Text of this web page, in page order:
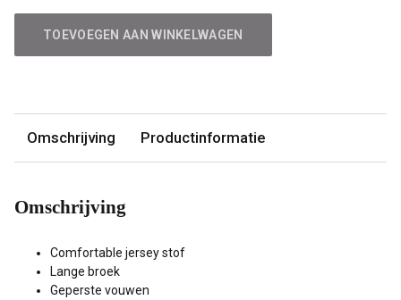
TOEVOEGEN AAN WINKELWAGEN
Omschrijving Productinformatie
Omschrijving
Comfortable jersey stof
Lange broek
Geperste vouwen